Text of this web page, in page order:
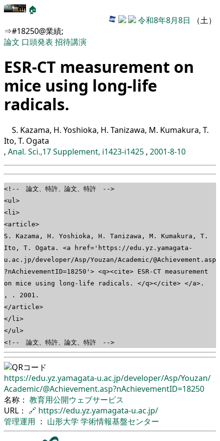
🏠
令和8年8月8日 （土）
⇒#18250@業績;
論文 口頭発表 招待講演
ESR-CT measurement on
mice using long-life
radicals.
S. Kazama, H. Yoshioka, H. Tanizawa, M. Kumakura, T.
Ito, T. Ogata
, Anal. Sci.,17 Supplement, i1423-i1425 , 2001-8-10
<!-- 論文、特許、論文、特許 -->
<ul>
<li>
<article>
S. Kazama, H. Yoshioka, H. Tanizawa, M. Kumakura, T.
Ito, T. Ogata. <a href='https://edu.yz.yamagata-
u.ac.jp/developer/Asp/Youzan/Academic/@Achievement.asp
?nAchievementID=18250'> <q><cite> ESR-CT measurement
on mice using long-life radicals. </q></cite> </a>.
, . 2001.
</article>
</li>
</ul>
<!-- 論文、特許、論文、特許 -->
https://edu.yz.yamagata-u.ac.jp/developer/Asp/Youzan/
Academic/@Achievement.asp?nAchievementID=18250
名称： 教育用公開ウェブサービス
URL： 🔗 https://edu.yz.yamagata-u.ac.jp/
管理運用 ： 山形大学 学術情報基盤センター